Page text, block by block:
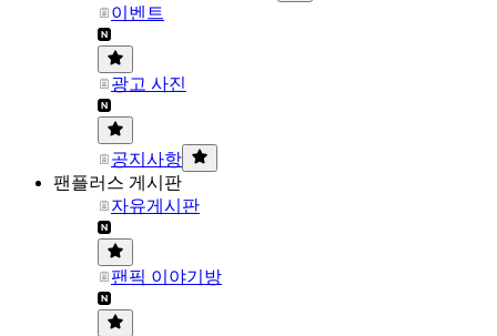
이벤트
광고 사진
공지사항
팬플러스 게시판
자유게시판
팬픽 이야기방